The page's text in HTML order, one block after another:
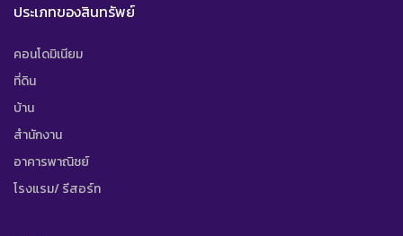
ประเภทของสินทรัพย์
คอนโดมิเนียม
ที่ดิน
บ้าน
สำนักงาน
อาคารพาณิชย์
โรงแรม/ รีสอร์ท